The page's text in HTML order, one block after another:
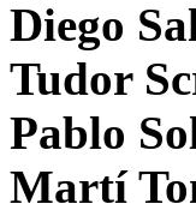
Diego
Tudor
Pablo
Martí